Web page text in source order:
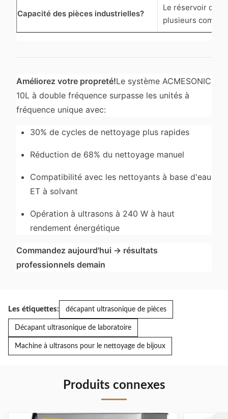
Capacité des pièces industrielles?
Le réservoir de
plusieurs
Améliorez votre propreté!Le système ACMESONIC
10L à double fréquence surpasse les unités à
fréquence unique avec:
30% de cycles de nettoyage plus rapides
Réduction de 68% du nettoyage manuel
Compatibilité avec les nettoyants à base d'eau
ET à solvant
Opération à ultrasons à 240 W à haut
rendement énergétique
Commandez aujourd'hui → résultats
professionnels demain
Les étiquettes: décapant ultrasonique de pièces
Décapant ultrasonique de laboratoire
Machine à ultrasons pour le nettoyage de bijoux
Produits connexes